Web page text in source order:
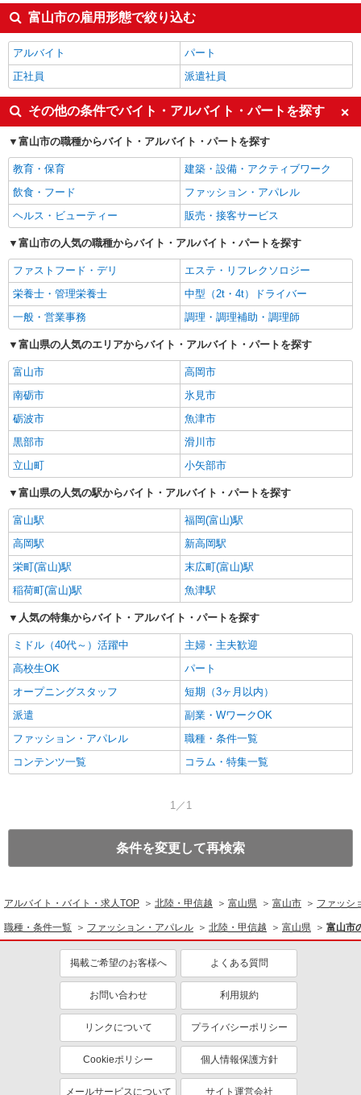
富山市の雇用形態で絞り込む
アルバイト
パート
正社員
派遣社員
その他の条件でバイト・アルバイト・パートを探す
富山市の職種からバイト・アルバイト・パートを探す
教育・保育
建築・設備・アクティブワーク
飲食・フード
ファッション・アパレル
ヘルス・ビューティー
販売・接客サービス
富山市の人気の職種からバイト・アルバイト・パートを探す
ファストフード・デリ
エステ・リフレクソロジー
栄養士・管理栄養士
中型（2t・4t）ドライバー
一般・営業事務
調理・調理補助・調理師
富山県の人気のエリアからバイト・アルバイト・パートを探す
富山市
高岡市
南砺市
氷見市
砺波市
魚津市
黒部市
滑川市
立山町
小矢部市
富山県の人気の駅からバイト・アルバイト・パートを探す
富山駅
福岡(富山)駅
高岡駅
新高岡駅
栄町(富山)駅
末広町(富山)駅
稲荷町(富山)駅
魚津駅
人気の特集からバイト・アルバイト・パートを探す
ミドル（40代～）活躍中
主婦・主夫歓迎
高校生OK
パート
オープニングスタッフ
短期（3ヶ月以内）
派遣
副業・WワークOK
ファッション・アパレル
職種・条件一覧
コンテンツ一覧
コラム・特集一覧
1／1
条件を変更して再検索
アルバイト・バイト・求人TOP 北陸・甲信越 富山県 富山市 ファッシ
職種・条件一覧 ファッション・アパレル 北陸・甲信越 富山県 富山市
掲載ご希望のお客様へ よくある質問
お問い合わせ 利用規約
リンクについて プライバシーポリシー
Cookieポリシー 個人情報保護方針
メールサービスについて サイト運営会社